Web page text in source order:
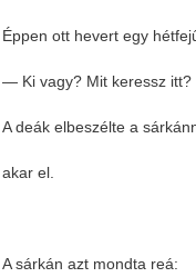
Éppen ott hevert egy
— Ki vagy? Mit keressz itt?
A deák elbeszélte a
akar el.
A sárkán azt mondta reá: